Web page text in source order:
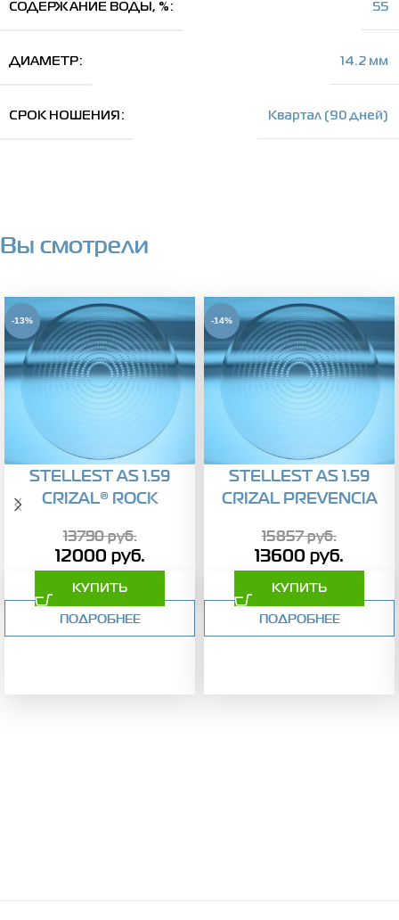
СОДЕРЖАНИЕ ВОДЫ, % 55
ДИАМЕТР 14.2 мм
СРОК НОШЕНИЯ Kвартал (90 дней)
Вы смотрели
-13%
STELLEST AS 1.59
CRIZAL® ROCK
13790руб.
12000 руб.
КУПИТЬ
ПОДРОБНЕЕ
-14%
STELLEST AS 1.59
CRIZAL PREVENCIA
15857руб.
13600 руб.
КУПИТЬ
ПОДРОБНЕЕ